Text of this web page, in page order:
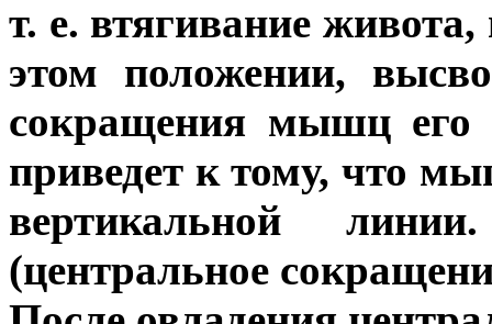
т. е. втягивание
этом положении,
сокращения мышц его
приведет к тому, что
вертикальной
(центральное